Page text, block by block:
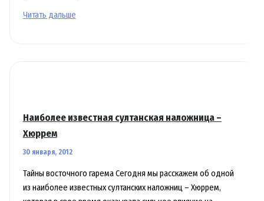
Тайны
Читать дальше
Наиболее известная султанская наложница –
Хюррем
30 января, 2012
Тайны восточного гарема Сегодня мы расскажем об одной
из наиболее известных султанских наложниц – Хюррем,